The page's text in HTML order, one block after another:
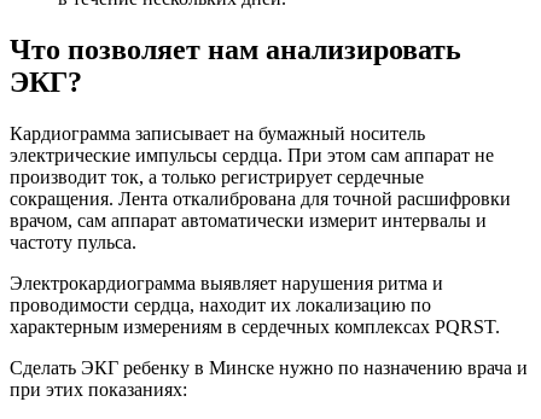
Что позволяет нам анализировать
ЭКГ?
Кардиограмма записывает на бумажный носитель
электрические импульсы сердца. При этом сам аппарат не
производит ток, а только регистрирует сердечные
сокращения. Лента откалибрована для точной расшифровки
врачом, сам аппарат автоматически измерит интервалы и
частоту пульса.
Электрокардиограмма выявляет нарушения ритма и
проводимости сердца, находит их локализацию по
характерным измерениям в сердечных комплексах PQRST.
Сделать ЭКГ ребенку в Минске нужно по назначению врача и
при этих показаниях: